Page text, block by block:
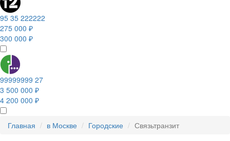
95 35 222222
275 000 ₽
300 000 ₽
99999999 27
3 500 000 ₽
4 200 000 ₽
Главная в Москве Городские Связьтранзит